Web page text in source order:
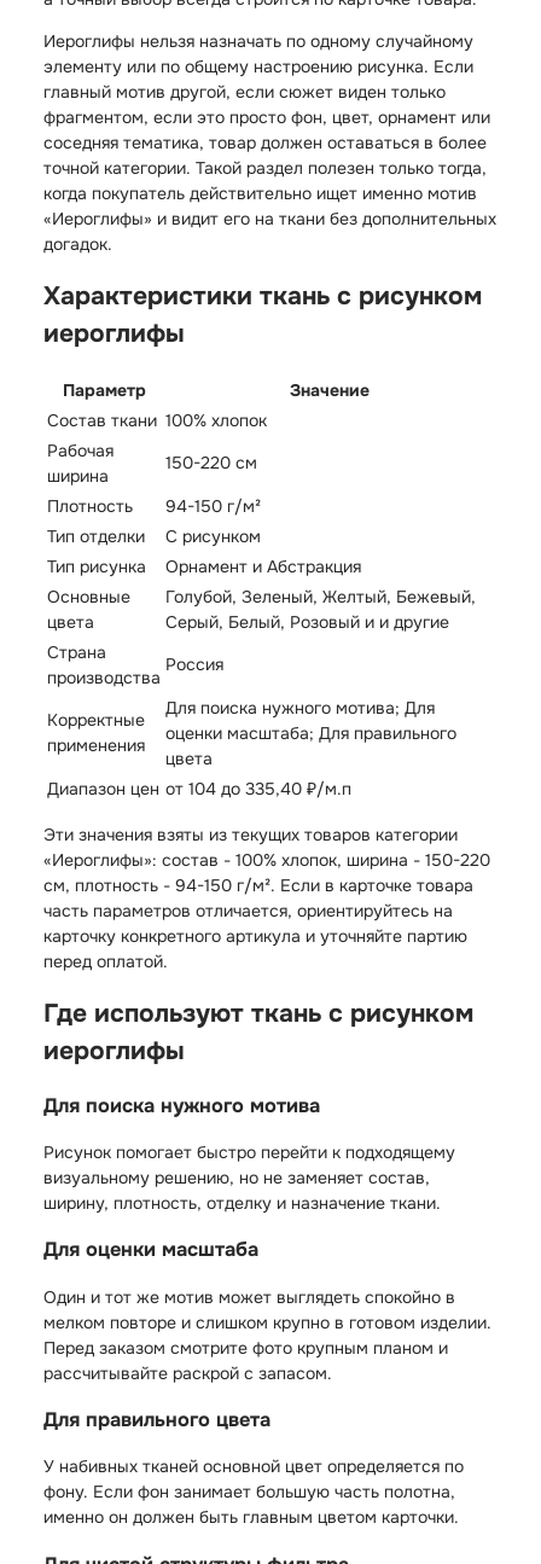
Иероглифы нельзя назначать по одному случайному
элементу или по общему настроению рисунка. Если
главный мотив другой, если сюжет виден только
фрагментом, если это просто фон, цвет, орнамент или
соседняя тематика, товар должен оставаться в более
точной категории. Такой раздел полезен только тогда,
когда покупатель действительно ищет именно мотив
«Иероглифы» и видит его на ткани без дополнительных
догадок.
Характеристики ткань с рисунком
иероглифы
Параметр
Значение
Состав ткани 100% хлопок
Рабочая
ширина
150-220 см
Плотность
94-150 г/м²
Тип отделки
С рисунком
Тип рисунка
Орнамент и Абстракция
Основные
цвета
Голубой, Зеленый, Желтый, Бежевый,
Серый, Белый, Розовый и и другие
Страна
производства
Россия
Корректные
применения
Для поиска нужного мотива; Для
оценки масштаба; Для правильного
цвета
Диапазон цен от 104 до 335,40 ₽/м.п
Эти значения взяты из текущих товаров категории
«Иероглифы»: состав - 100% хлопок, ширина - 150-220
см, плотность - 94-150 г/м². Если в карточке товара
часть параметров отличается, ориентируйтесь на
карточку конкретного артикула и уточняйте партию
перед оплатой.
Где используют ткань с рисунком
иероглифы
Для поиска нужного мотива
Рисунок помогает быстро перейти к подходящему
визуальному решению, но не заменяет состав,
ширину, плотность, отделку и назначение ткани.
Для оценки масштаба
Один и тот же мотив может выглядеть спокойно в
мелком повторе и слишком крупно в готовом изделии.
Перед заказом смотрите фото крупным планом и
рассчитывайте раскрой с запасом.
Для правильного цвета
У набивных тканей основной цвет определяется по
фону. Если фон занимает большую часть полотна,
именно он должен быть главным цветом карточки.